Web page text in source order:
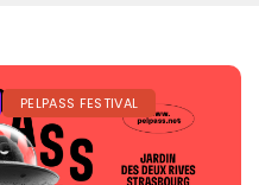
PELPASS FESTIVAL